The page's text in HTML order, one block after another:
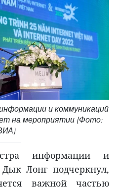
и коммуникаций
на мероприятии (Фото:
информации и
Лонг подчеркнул,
важной частью